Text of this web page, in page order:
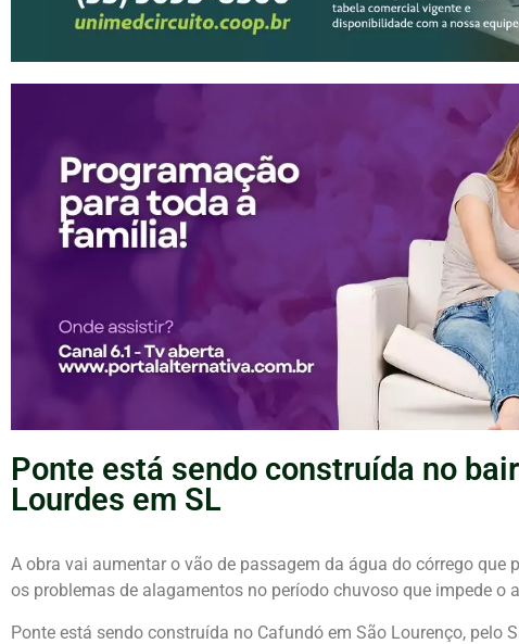
Ponte está sendo construída no
Lourdes em SL
A obra vai aumentar o vão de passagem da água do córrego que
os problemas de alagamentos no período chuvoso que impede o
Ponte está sendo construída no Cafundó em São Lourenço, pelo